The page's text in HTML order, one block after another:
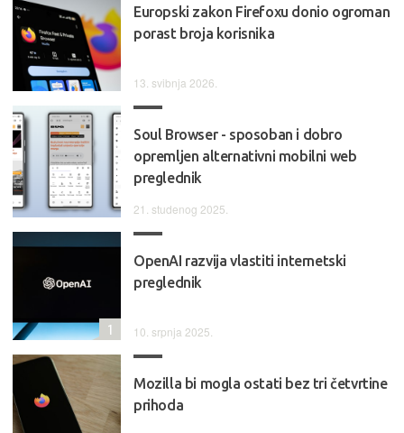
Europski zakon Firefoxu donio ogroman
porast broja korisnika
13. svibnja 2026.
Soul Browser - sposoban i dobro
opremljen alternativni mobilni web
preglednik
21. studenog 2025.
OpenAI razvija vlastiti internetski
preglednik
10. srpnja 2025.
1
Mozilla bi mogla ostati bez tri četvrtine
prihoda